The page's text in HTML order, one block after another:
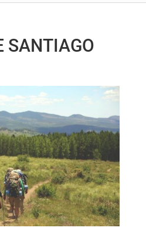
SANTIAGO